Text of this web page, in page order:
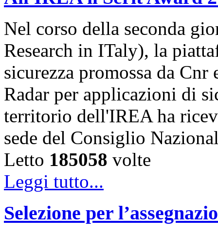
Nel corso della seconda
Research in ITaly), la
sicurezza promossa da
Radar per applicazioni di
territorio dell'IREA ha
sede del Consiglio
Letto 185058 volte
Leggi tutto...
Selezione per